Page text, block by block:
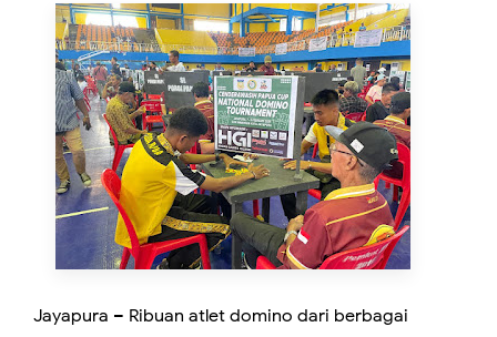
Jayapura – Ribuan atlet domino dari berbagai